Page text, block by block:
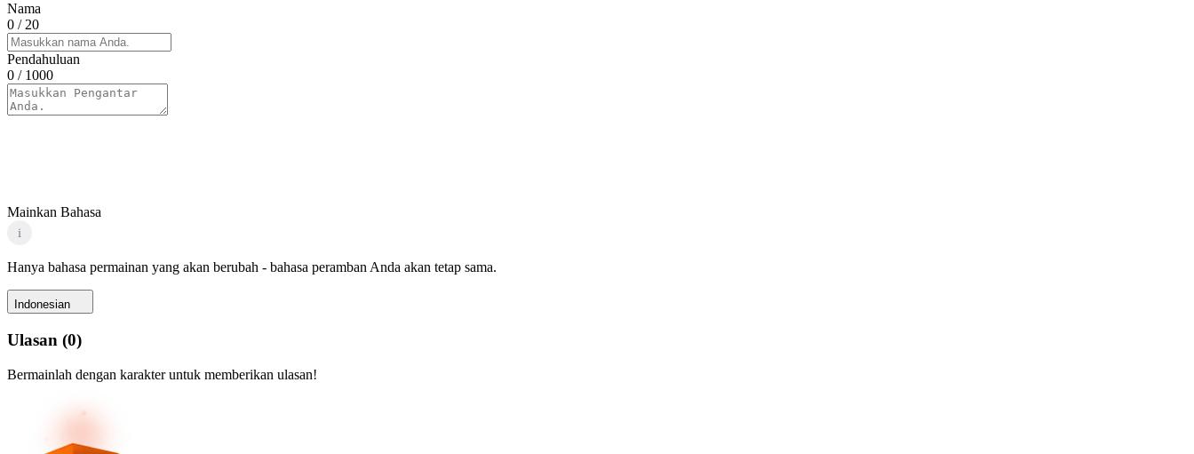
Nama
0 / 20
Pendahuluan
0 / 1000
Mainkan Bahasa
i
Hanya bahasa permainan yang akan berubah - bahasa peramban Anda akan tetap sama.
Indonesian
Ulasan (0)
Bermainlah dengan karakter untuk memberikan ulasan!